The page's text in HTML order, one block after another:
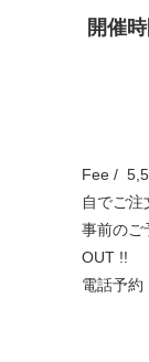
開催
Fee /
自でご注
事前のご
OUT !!
電話予約